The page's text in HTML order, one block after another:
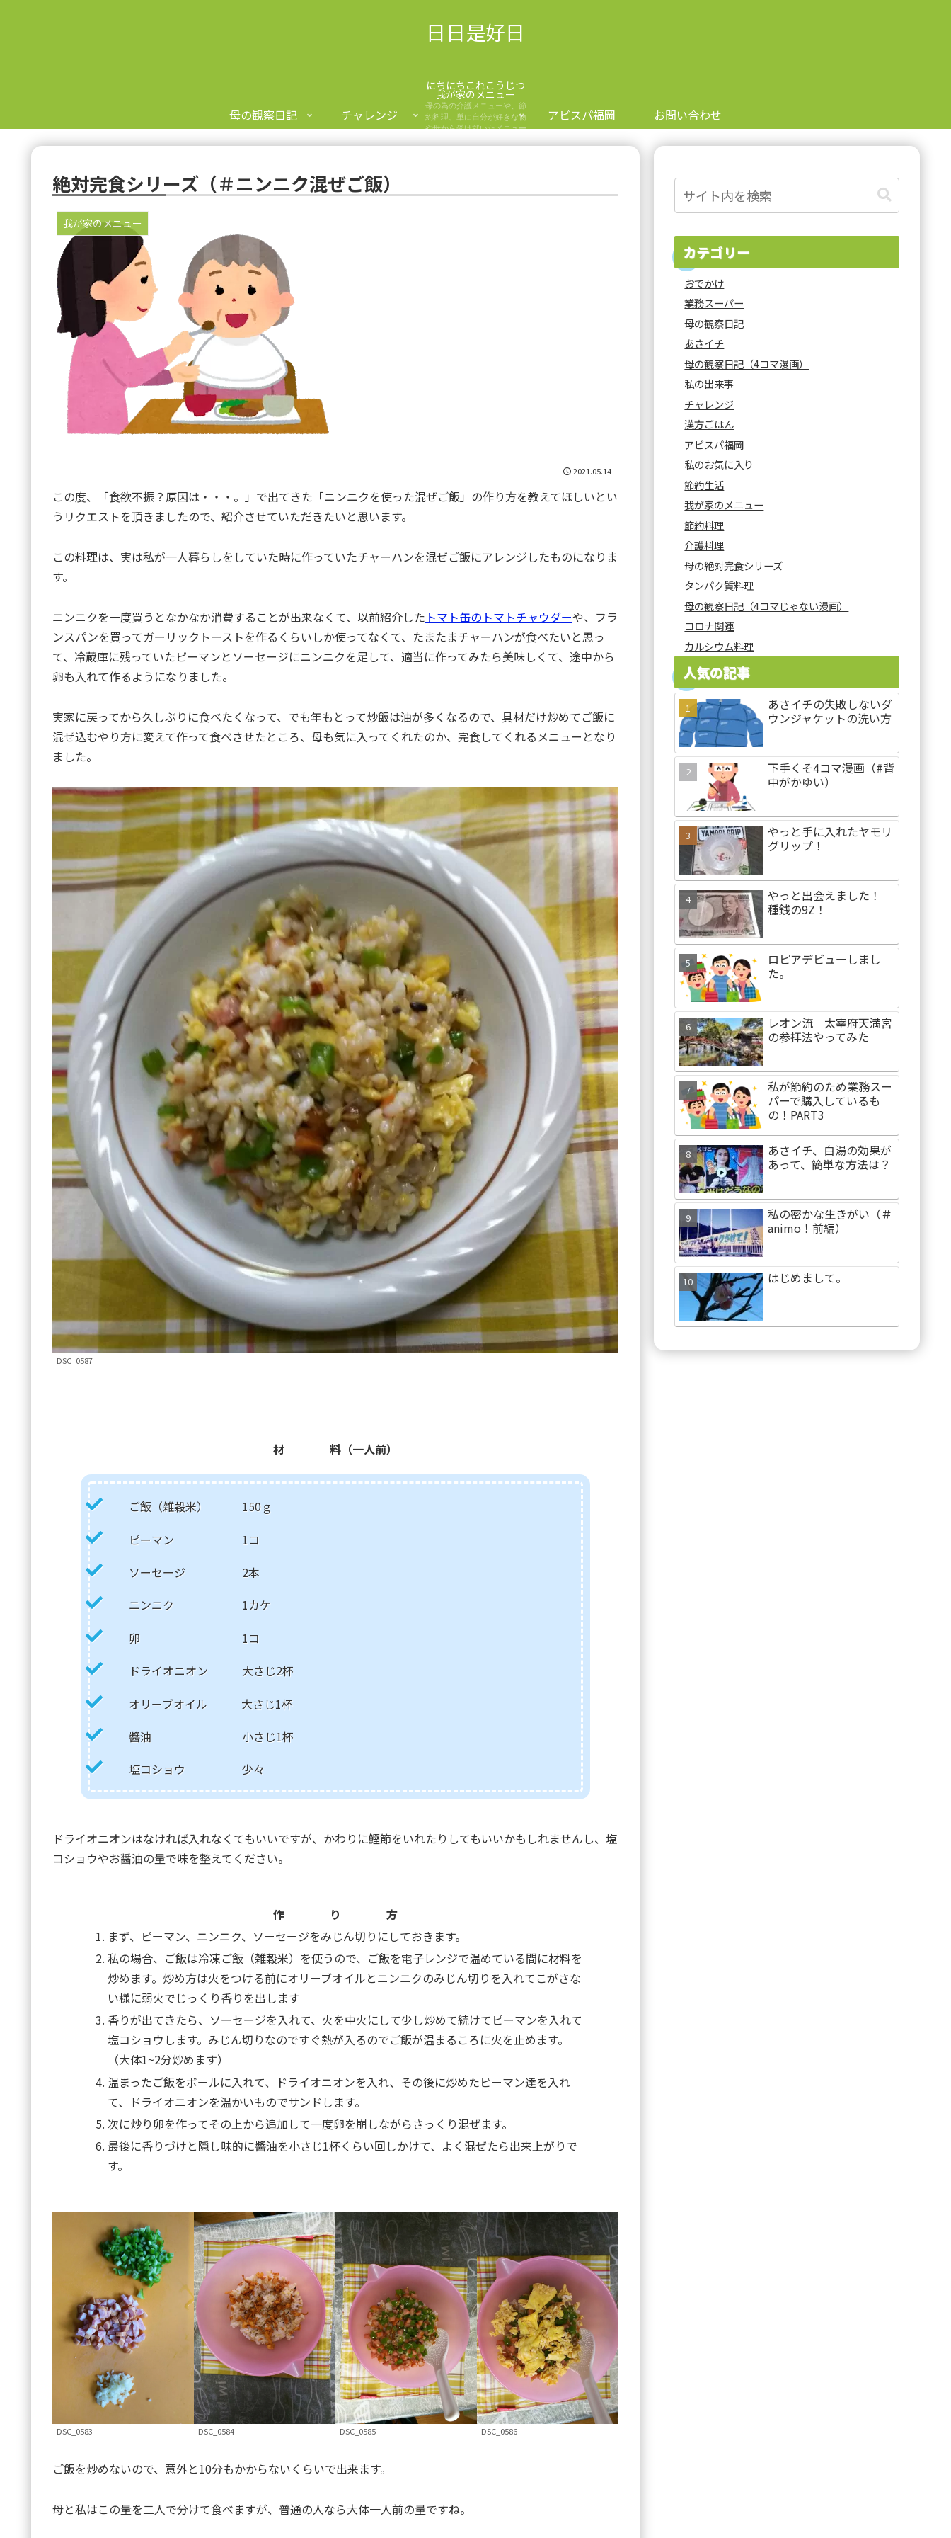
日日是好日
にちにちこれこうじつ
母の観察日記 チャレンジ
我が家のメニュー
母の為の介護メニューや、節
約料理、単に自分が好きな物
や母から受け就いたメニュー
アビスパ福岡 お問い合わせ
絶対完食シリーズ（＃ニンニク混ぜご飯）
我が家のメニュー
2021.05.14
この度、「食欲不振？原因は・・・。」で出てきた「ニンニクを使った混ぜご飯」の作り方を教えてほしいとい
うリクエストを頂きましたので、紹介させていただきたいと思います。
この料理は、実は私が一人暮らしをしていた時に作っていたチャーハンを混ぜご飯にアレンジしたものになりま
す。
ニンニクを一度買うとなかなか消費することが出来なくて、以前紹介した トマト缶のトマトチャウダーや、フラ
ンスパンを買ってガーリックトーストを作るくらいしか使ってなくて、たまたまチャーハンが食べたいと思っ
て、冷蔵庫に残っていたピーマンとソーセージにニンニクを足して、適当に作ってみたら美味しくて、途中から
卵も入れて作るようになりました。
実家に戻ってから久しぶりに食べたくなって、でも年もとって炒飯は油が多くなるので、具材だけ炒めてご飯に
混ぜ込むやり方に変えて作って食べさせたところ、母も気に入ってくれたのか、完食してくれるメニューとなり
ました。
DSC_0587
材 料（一人前）
ご飯（雑穀米） 150ｇ
ピーマン 1コ
ソーセージ 2本
ニンニク 1カケ
卵 1コ
ドライオニオン 大さじ2杯
オリーブオイル 大さじ1杯
醬油 小さじ1杯
塩コショウ 少々
ドライオニオンはなければ入れなくてもいいですが、かわりに鰹節をいれたりしてもいいかもしれませんし、塩
コショウやお醤油の量で味を整えてください。
作 り 方
まず、ピーマン、ニンニク、ソーセージをみじん切りにしておきます。
私の場合、ご飯は冷凍ご飯（雑穀米）を使うので、ご飯を電子レンジで温めている間に材料を
炒めます。炒め方は火をつける前にオリーブオイルとニンニクのみじん切りを入れてこがさな
い様に弱火でじっくり香りを出します
香りが出てきたら、ソーセージを入れて、火を中火にして少し炒めて続けてピーマンを入れて
塩コショウします。みじん切りなのですぐ熱が入るのでご飯が温まるころに火を止めます。
（大体1~2分炒めます）
温まったご飯をボールに入れて、ドライオニオンを入れ、その後に炒めたピーマン達を入れ
て、ドライオニオンを温かいものでサンドします。
次に炒り卵を作ってその上から追加して一度卵を崩しながらさっくり混ぜます。
最後に香りづけと隠し味的に醬油を小さじ1杯くらい回しかけて、よく混ぜたら出来上がりで
す。
DSC_0583 DSC_0584 DSC_0585 DSC_0586
ご飯を炒めないので、意外と10分もかからないくらいで出来ます。
母と私はこの量を二人で分けて食べますが、普通の人なら大体一人前の量ですね。
カテゴリー
おでかけ
業務スーパー
母の観察日記
あさイチ
母の観察日記（4コマ漫画）
私の出来事
チャレンジ
漢方ごはん
アビスパ福岡
私のお気に入り
節約生活
我が家のメニュー
節約料理
介護料理
母の絶対完食シリーズ
タンパク質料理
母の観察日記（4コマじゃない漫画）
コロナ関連
カルシウム料理
人気の記事
あさイチの失敗しないダ
ウンジャケットの洗い方
下手くそ4コマ漫画（#背
中がかゆい）
やっと手に入れたヤモリ
グリップ！
やっと出会えました！
種銭の9Z！
ロピアデビューしまし
た。
レオン流 太宰府天満宮
の参拝法やってみた
私が節約のため業務スー
パーで購入しているも
の！PART3
あさイチ、白湯の効果が
あって、簡単な方法は？
私の密かな生きがい（＃
animo！前編）
はじめまして。